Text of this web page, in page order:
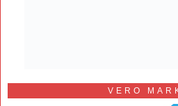
VERO